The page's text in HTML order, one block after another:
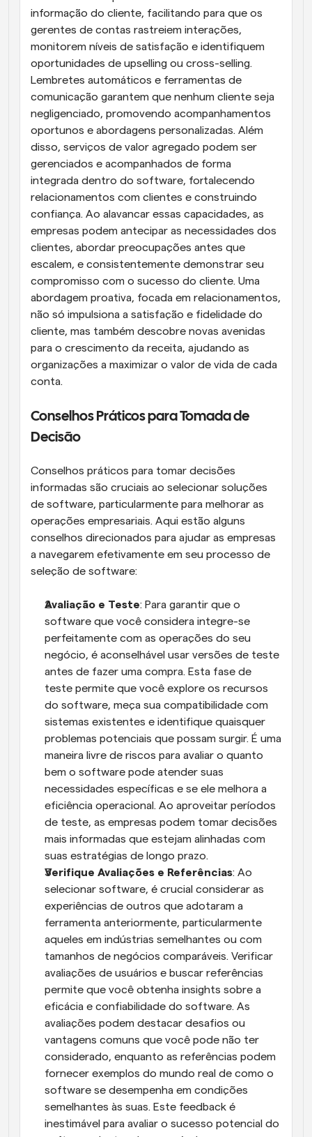
informação do cliente, facilitando para que os
gerentes de contas rastreiem interações,
monitorem níveis de satisfação e identifiquem
oportunidades de upselling ou cross-selling.
Lembretes automáticos e ferramentas de
comunicação garantem que nenhum cliente seja
negligenciado, promovendo acompanhamentos
oportunos e abordagens personalizadas. Além
disso, serviços de valor agregado podem ser
gerenciados e acompanhados de forma
integrada dentro do software, fortalecendo
relacionamentos com clientes e construindo
confiança. Ao alavancar essas capacidades, as
empresas podem antecipar as necessidades dos
clientes, abordar preocupações antes que
escalem, e consistentemente demonstrar seu
compromisso com o sucesso do cliente. Uma
abordagem proativa, focada em relacionamentos,
não só impulsiona a satisfação e fidelidade do
cliente, mas também descobre novas avenidas
para o crescimento da receita, ajudando as
organizações a maximizar o valor de vida de cada
conta.
Conselhos Práticos para Tomada de
Decisão
Conselhos práticos para tomar decisões
informadas são cruciais ao selecionar soluções
de software, particularmente para melhorar as
operações empresariais. Aqui estão alguns
conselhos direcionados para ajudar as empresas
a navegarem efetivamente em seu processo de
seleção de software:
Avaliação e Teste: Para garantir que o
software que você considera integre-se
perfeitamente com as operações do seu
negócio, é aconselhável usar versões de teste
antes de fazer uma compra. Esta fase de
teste permite que você explore os recursos
do software, meça sua compatibilidade com
sistemas existentes e identifique quaisquer
problemas potenciais que possam surgir. É uma
maneira livre de riscos para avaliar o quanto
bem o software pode atender suas
necessidades específicas e se ele melhora a
eficiência operacional. Ao aproveitar períodos
de teste, as empresas podem tomar decisões
mais informadas que estejam alinhadas com
suas estratégias de longo prazo.
Verifique Avaliações e Referências: Ao
selecionar software, é crucial considerar as
experiências de outros que adotaram a
ferramenta anteriormente, particularmente
aqueles em indústrias semelhantes ou com
tamanhos de negócios comparáveis. Verificar
avaliações de usuários e buscar referências
permite que você obtenha insights sobre a
eficácia e confiabilidade do software. As
avaliações podem destacar desafios ou
vantagens comuns que você pode não ter
considerado, enquanto as referências podem
fornecer exemplos do mundo real de como o
software se desempenha em condições
semelhantes às suas. Este feedback é
inestimável para avaliar o sucesso potencial do